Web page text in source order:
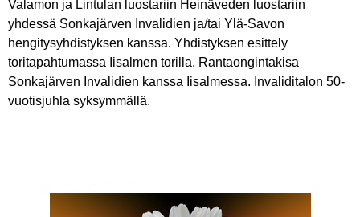
Valamon ja Lintulan luostariin Heinäveden luostariin
yhdessä Sonkajärven Invalidien ja/tai Ylä-Savon
hengitysyhdistyksen kanssa. Yhdistyksen esittely
toritapahtumassa Iisalmen torilla. Rantaongintakisa
Sonkajärven Invalidien kanssa Iisalmessa. Invaliditalon 50-
vuotisjuhla syksymmällä.